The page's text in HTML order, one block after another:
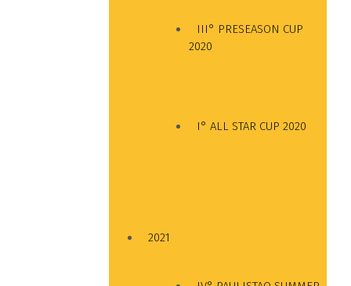
III° PRESEASON CUP
2020
I° ALL STAR CUP 2020
2021